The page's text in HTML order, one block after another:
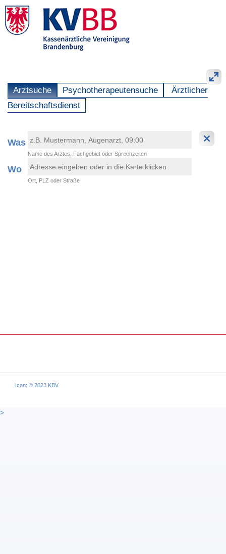
Arztsuche Psychotherapeutensuche
Ärztlicher
Bereitschaftsdienst
Was
Name des Arztes, Fachgebiet oder Sprechzeiten
Wo
Ort, PLZ oder Straße
Icon: © 2023 KBV
>